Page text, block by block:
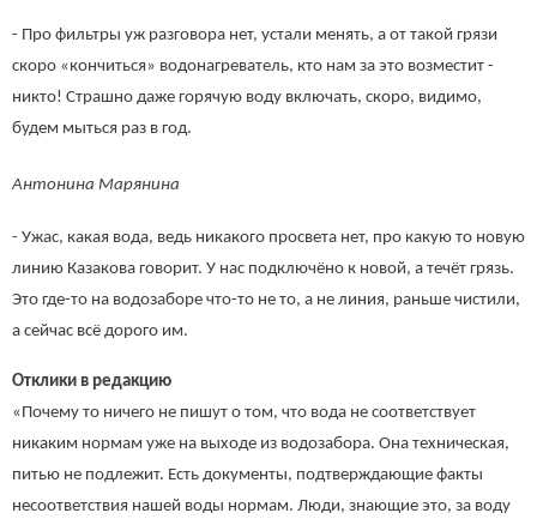
- Про фильтры уж разговора нет, устали менять, а от такой грязи
скоро «кончиться» водонагреватель, кто нам за это возместит -
никто! Страшно даже горячую воду включать, скоро, видимо,
будем мыться раз в год.
Антонина Марянина
- Ужас, какая вода, ведь никакого просвета нет, про какую то новую
линию Казакова говорит. У нас подключёно к новой, а течёт грязь.
Это где-то на водозаборе что-то не то, а не линия, раньше чистили,
а сейчас всё дорого им.
Отклики в редакцию
«Почему то ничего не пишут о том, что вода не соответствует
никаким нормам уже на выходе из водозабора. Она техническая,
питью не подлежит. Есть документы, подтверждающие факты
несоответствия нашей воды нормам. Люди, знающие это, за воду